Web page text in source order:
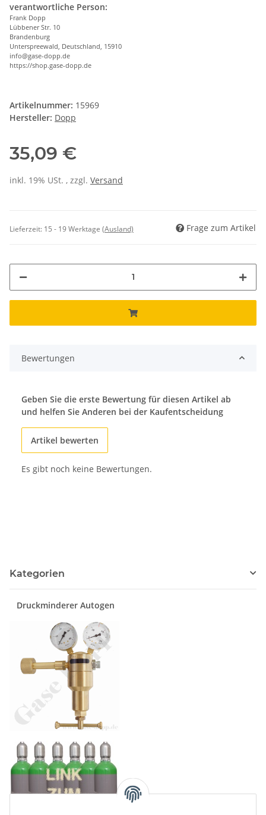
verantwortliche Person:
Frank Dopp
Lübbener Str. 10
Brandenburg
Unterspreewald, Deutschland, 15910
info@gase-dopp.de
https://shop.gase-dopp.de
Artikelnummer: 15969
Hersteller: Dopp
35,09 €
inkl. 19% USt. , zzgl. Versand
Lieferzeit: 15 - 19 Werktage (Ausland) Frage zum Artikel
Bewertungen
Geben Sie die erste Bewertung für diesen Artikel ab
und helfen Sie Anderen bei der Kaufentscheidung
Artikel bewerten
Es gibt noch keine Bewertungen.
Kategorien
Druckminderer Autogen